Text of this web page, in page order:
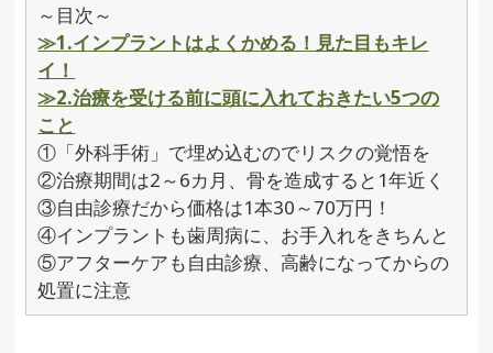
～目次～
≫1.インプラントはよくかめる！見た目もキレ
イ！
≫2.治療を受ける前に頭に入れておきたい5つの
こと
①「外科手術」で埋め込むのでリスクの覚悟を
②治療期間は2～6カ月、骨を造成すると1年近く
③自由診療だから価格は1本30～70万円！
④インプラントも歯周病に、お手入れをきちんと
⑤アフターケアも自由診療、高齢になってからの
処置に注意